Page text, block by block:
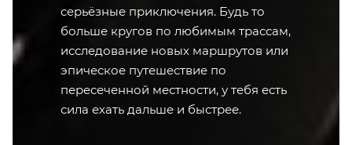
серьёзные приключения. Будь то
больше кругов по любимым трассам,
исследование новых маршрутов или
эпическое путешествие по
пересеченной местности, у тебя есть
сила ехать дальше и быстрее.